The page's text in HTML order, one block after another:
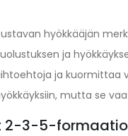
hyökkääjän
ja
ja kuormittaa
mutta se
2-3-5-